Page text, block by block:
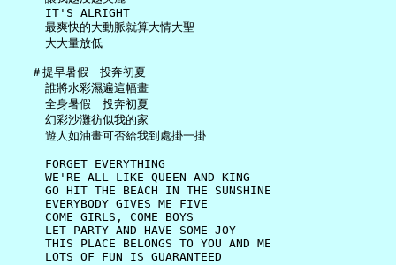
     IT'S ALRIGHT
     最爽快的大動脈就算大情大聖
     大大量放低
   ＃提早暑假　投奔初夏
     誰將水彩濕遍這幅畫
     全身暑假　投奔初夏
     幻彩沙灘彷似我的家
     遊人如油畫可否給我到處掛一掛
     FORGET EVERYTHING
     WE'RE ALL LIKE QUEEN AND KING
     GO HIT THE BEACH IN THE SUNSHINE
     EVERYBODY GIVES ME FIVE
     COME GIRLS, COME BOYS
     LET PARTY AND HAVE SOME JOY
     THIS PLACE BELONGS TO YOU AND ME
     LOTS OF FUN IS GUARANTEED